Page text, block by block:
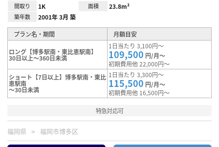
間取り 1K 面積 23.8m²
築年数 2001年 3月 築
プラン名・期間 月額目安
ロング【博多駅南・東比恵駅南】
30日以上～360日未満
1日当たり 3,100円～
109,500 円/月～
初期費用他 22,000円～
ショート【7日以上】博多駅南・東比
恵駅南
～30日未満
1日当たり 3,300円～
115,500 円/月～
初期費用他 16,500円～
特急対応可
福岡県 福岡市博多区